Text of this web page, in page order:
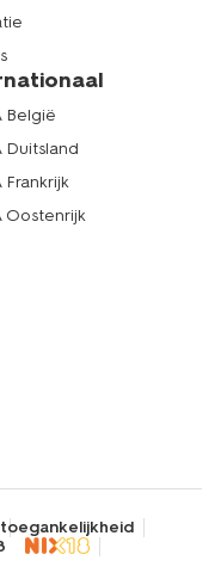
België
Duitsland
Frankrijk
Oostenrijk
toegankelijkheid